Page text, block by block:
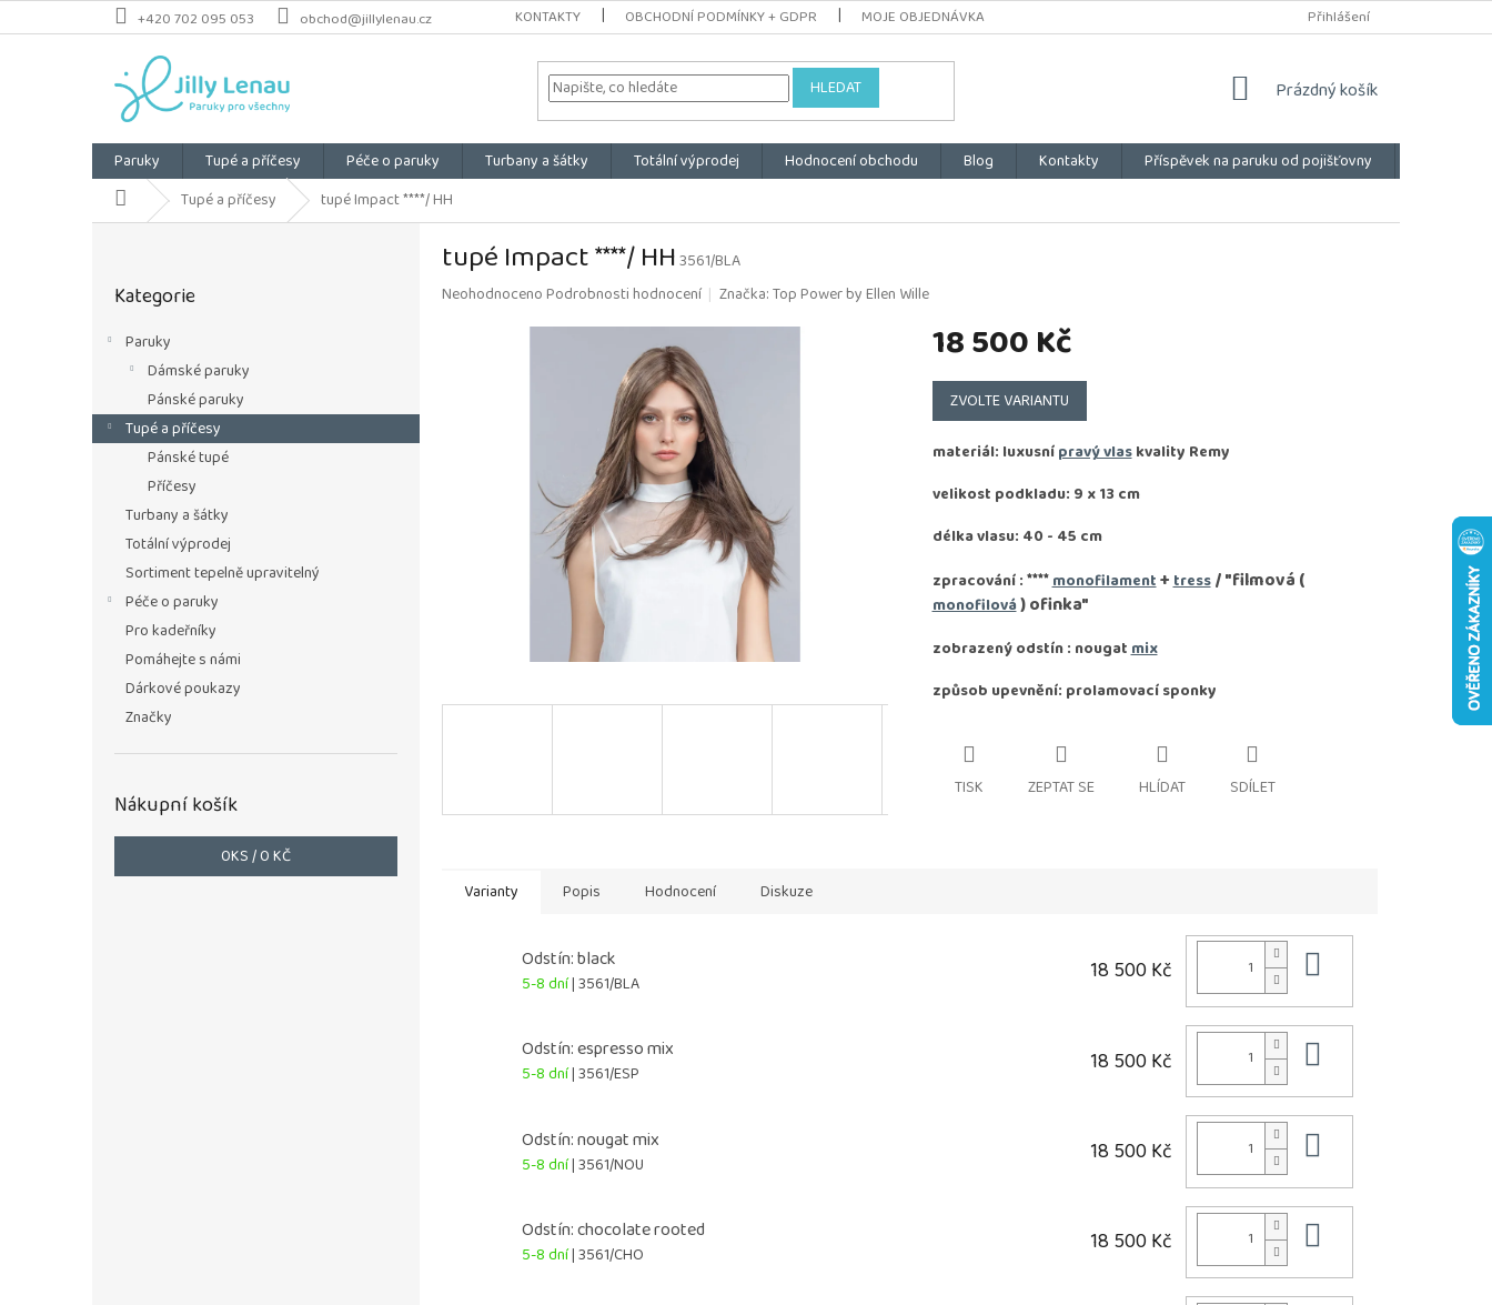
Přejít
na
+420 702 095 053 obchod@jillylenau.cz KONTAKTY OBCHODNÍ PODMÍNKY + GDPR MOJE OBJEDNÁVKA Přihlášení
HLEDAT
NÁKUPNÍ
Prázdný košík
Paruky Tupé a příčesy Péče o paruky Turbany a šátky Totální výprodej Hodnocení obchodu Blog Kontakty Příspěvek na paruku od pojišťovny
Domů Tupé a příčesy tupé Impact ****/ HH
P
n
p
kategorie
Kategorie
Paruky
Dámské paruky
Pánské paruky
Tupé a příčesy
Pánské tupé
Příčesy
Turbany a šátky
Totální výprodej
Sortiment tepelně upravitelný
Péče o paruky
Pro kadeřníky
Pomáhejte s námi
Dárkové poukazy
Značky
Nákupní košík
0KS /0 KČ
tupé Impact ****/ HH3561/BLA
Průměrné
NeohodnocenoPodrobnosti hodnocení Značka:Top Power by Ellen Wille
18 500 Kč
Měrná
cena:
ZVOLTE VARIANTU
materiál: luxusnípravý vlaskvality Remy
velikost podkladu: 9 x 13 cm
délka vlasu: 40 - 45 cm
zpracování :****monofilament+tress/ "filmová (
monofilová) ofinka"
zobrazený odstín : nougatmix
způsob upevnění: prolamovací sponky
TISK ZEPTAT SE HLÍDAT SDÍLET
Varianty Popis Hodnocení Diskuze
Odstín: black
5-8 dní| 3561/BLA 18 500 Kč
Odstín: espresso mix
5-8 dní| 3561/ESP 18 500 Kč
Odstín: nougat mix
5-8 dní| 3561/NOU 18 500 Kč
Odstín: chocolate rooted
5-8 dní| 3561/CHO 18 500 Kč